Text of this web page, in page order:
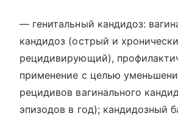
— генитальный кандидоз:
кандидоз (острый и
рецидивирующий),
применение с целью
рецидивов вагинального
эпизодов в год); кандидозный